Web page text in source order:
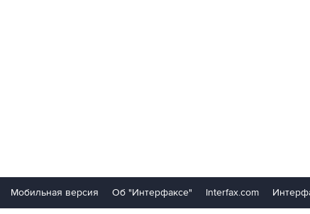
Мобильная версия Об "Интерфаксе" Interfax.com